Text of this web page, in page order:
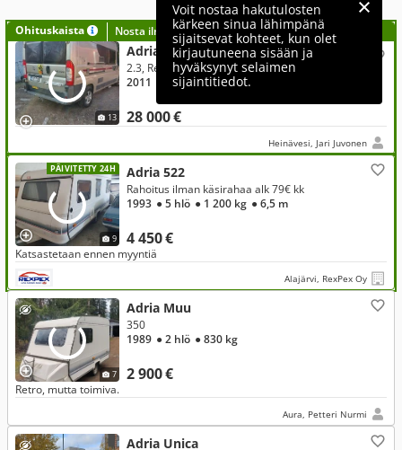
Voit nostaa hakutulosten
kärkeen sinua lähimpänä
sijaitsevat kohteet, kun olet
kirjautuneena sisään ja
hyväksynyt selaimen
sijaintitiedot.
Ohituskaista Nosta ilmoituksesi tähän?
13
Adria Adria Twin, Fiat
28 000 €
2.3, Retkeilyauto
2011
● Diesel● Manuaali
Heinävesi, Jari Juvonen
PÄIVITETTY 24H
9
Adria 522
4 450 €
Rahoitus ilman käsirahaa alk 79€ kk
1993 ● 5 hlö ● 1 200 kg ● 6,5 m
Katsastetaan ennen myyntiä
Alajärvi, RexPex Oy
7
Adria Muu
2 900 €
350
1989 ● 2 hlö ● 830 kg
Retro, mutta toimiva.
Aura, Petteri Nurmi
Adria Unica